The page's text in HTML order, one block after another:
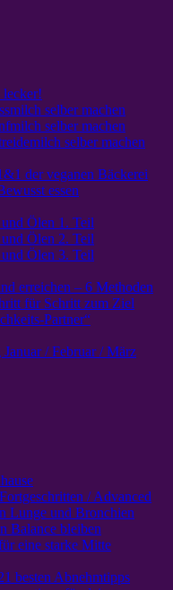
lecker!
selber machen
selber machen
selber machen
der veganen Bäckerei
essen
Ölen 1. Teil
Ölen 2. Teil
Ölen 3. Teil
erreichen – 6 Methoden
für Schritt zum Ziel
Partner“
/ Februar / März
/ Advanced
Lunge und Bronchien
Balance bleiben
eine starke Mitte
besten Abnehmtipps